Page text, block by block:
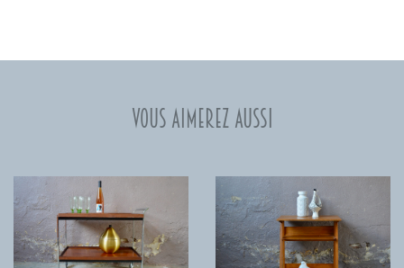
Vous aimerez aussi